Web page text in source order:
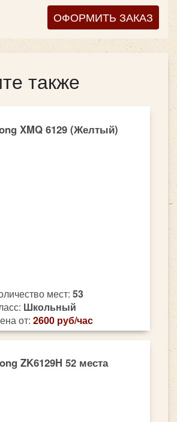
ОФОРМИТЬ ЗАКАЗ
также
XMQ 6129 (Желтый)
мест: 53
Школьный
от: 2600 руб/час
ZK6129H 52 места